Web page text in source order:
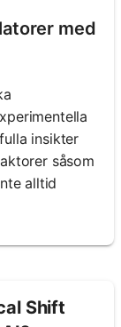
med
insikter
såsom
alltid
Shift